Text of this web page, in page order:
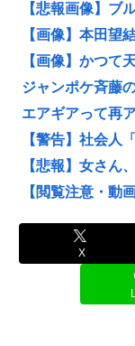
【悲報画像】ブ
【画像】本田望
【画像】かつて
ジャンポケ斉藤
エアギアって再
【警告】社会人
【悲報】女さん
【閲覧注意・動
X